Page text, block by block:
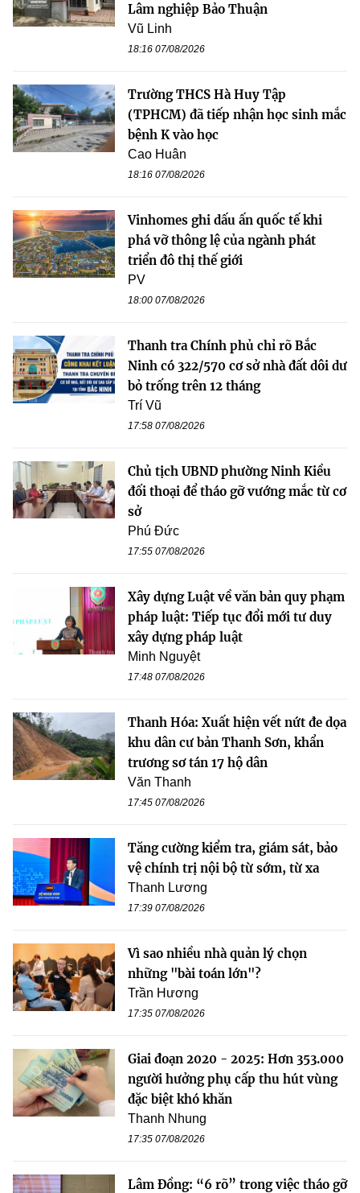
Lâm nghiệp Bảo Thuận
Vũ Linh
18:16 07/08/2026
Trường THCS Hà Huy Tập
(TPHCM) đã tiếp nhận học sinh mắc
bệnh K vào học
Cao Huân
18:16 07/08/2026
Vinhomes ghi dấu ấn quốc tế khi
phá vỡ thông lệ của ngành phát
triển đô thị thế giới
PV
18:00 07/08/2026
Thanh tra Chính phủ chỉ rõ Bắc
Ninh có 322/570 cơ sở nhà đất dôi dư
bỏ trống trên 12 tháng
Trí Vũ
17:58 07/08/2026
Chủ tịch UBND phường Ninh Kiều
đối thoại để tháo gỡ vướng mắc từ cơ
sở
Phú Đức
17:55 07/08/2026
Xây dựng Luật về văn bản quy phạm
pháp luật: Tiếp tục đổi mới tư duy
xây dựng pháp luật
Minh Nguyệt
17:48 07/08/2026
Thanh Hóa: Xuất hiện vết nứt đe dọa
khu dân cư bản Thanh Sơn, khẩn
trương sơ tán 17 hộ dân
Văn Thanh
17:45 07/08/2026
Tăng cường kiểm tra, giám sát, bảo
vệ chính trị nội bộ từ sớm, từ xa
Thanh Lương
17:39 07/08/2026
Vì sao nhiều nhà quản lý chọn
những "bài toán lớn"?
Trần Hương
17:35 07/08/2026
Giai đoạn 2020 - 2025: Hơn 353.000
người hưởng phụ cấp thu hút vùng
đặc biệt khó khăn
Thanh Nhung
17:35 07/08/2026
Lâm Đồng: “6 rõ” trong việc tháo gỡ